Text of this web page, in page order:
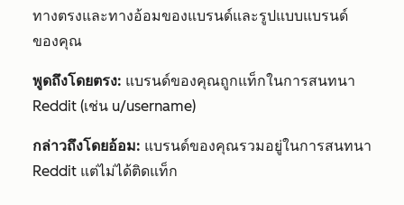
ทางตรงและทางอ้อมของแบรนด์และรูปแบบแบรนด์
ของคุณ
พูดถึงโดยตรง: แบรนด์ของคุณถูกแท็กในการสนทนา
Reddit (เช่น u/username)
กล่าวถึงโดยอ้อม: แบรนด์ของคุณรวมอยู่ในการสนทนา
Reddit แต่ไม่ได้ติดแท็ก